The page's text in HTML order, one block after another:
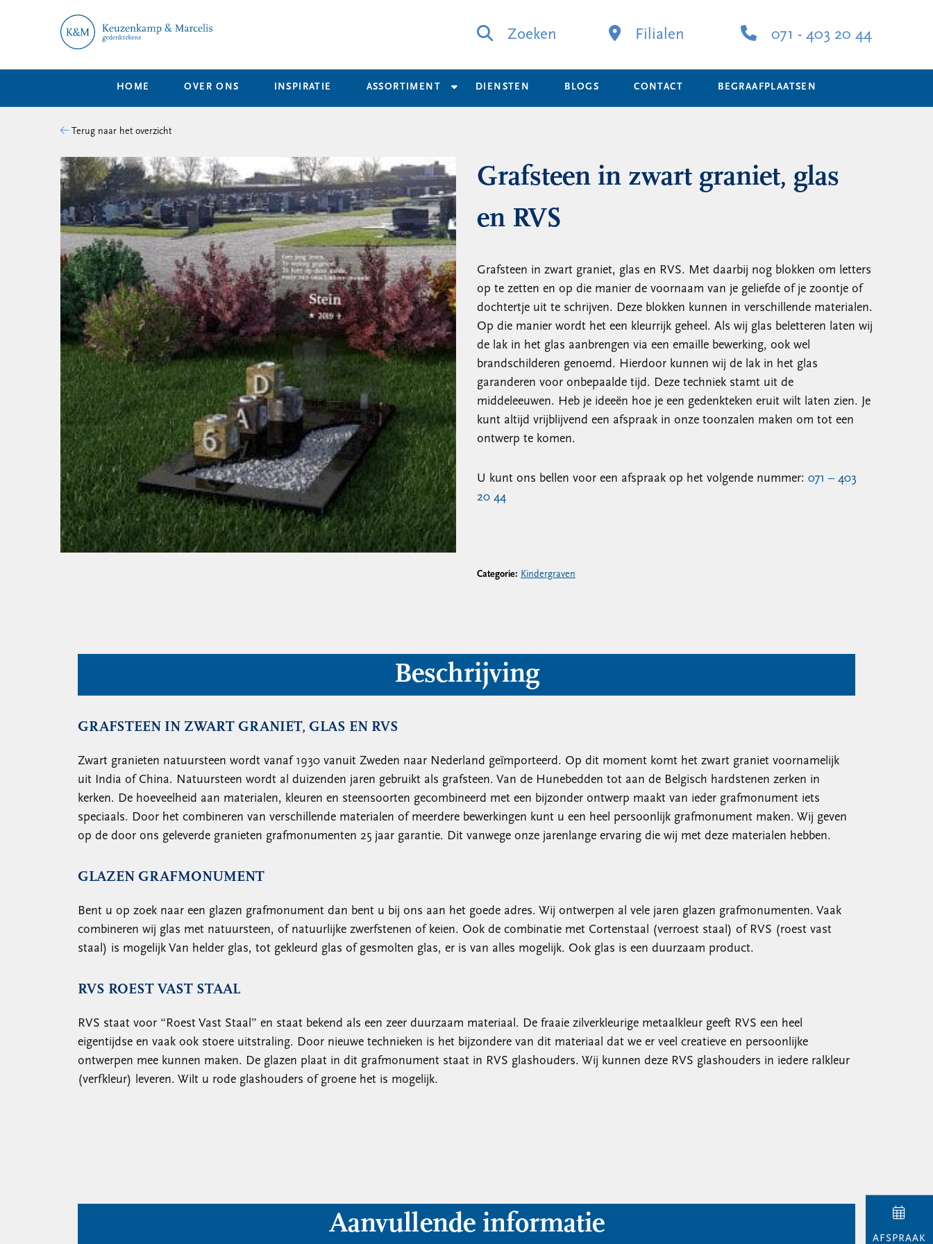
Zoeken Filialen 071 - 403 20 44
HOME OVER ONS INSPIRATIE ASSORTIMENT DIENSTEN BLOGS CONTACT BEGRAAFPLAATSEN
Terug naar het overzicht
Grafsteen in zwart graniet, glas
en RVS
Grafsteen in zwart graniet, glas en RVS. Met daarbij nog blokken om letters
op te zetten en op die manier de voornaam van je geliefde of je zoontje of
dochtertje uit te schrijven. Deze blokken kunnen in verschillende materialen.
Op die manier wordt het een kleurrijk geheel. Als wij glas beletteren laten wij
de lak in het glas aanbrengen via een emaille bewerking, ook wel
brandschilderen genoemd. Hierdoor kunnen wij de lak in het glas
garanderen voor onbepaalde tijd. Deze techniek stamt uit de
middeleeuwen. Heb je ideeën hoe je een gedenkteken eruit wilt laten zien. Je
kunt altijd vrijblijvend een afspraak in onze toonzalen maken om tot een
ontwerp te komen.
U kunt ons bellen voor een afspraak op het volgende nummer: 071 – 403
20 44
Categorie: Kindergraven
Beschrijving
GRAFSTEEN IN ZWART GRANIET, GLAS EN RVS
Zwart granieten natuursteen wordt vanaf 1930 vanuit Zweden naar Nederland geïmporteerd. Op dit moment komt het zwart graniet voornamelijk
uit India of China. Natuursteen wordt al duizenden jaren gebruikt als grafsteen. Van de Hunebedden tot aan de Belgisch hardstenen zerken in
kerken. De hoeveelheid aan materialen, kleuren en steensoorten gecombineerd met een bijzonder ontwerp maakt van ieder grafmonument iets
speciaals. Door het combineren van verschillende materialen of meerdere bewerkingen kunt u een heel persoonlijk grafmonument maken. Wij geven
op de door ons geleverde granieten grafmonumenten 25 jaar garantie. Dit vanwege onze jarenlange ervaring die wij met deze materialen hebben.
GLAZEN GRAFMONUMENT
Bent u op zoek naar een glazen grafmonument dan bent u bij ons aan het goede adres. Wij ontwerpen al vele jaren glazen grafmonumenten. Vaak
combineren wij glas met natuursteen, of natuurlijke zwerfstenen of keien. Ook de combinatie met Cortenstaal (verroest staal) of RVS (roest vast
staal) is mogelijk Van helder glas, tot gekleurd glas of gesmolten glas, er is van alles mogelijk. Ook glas is een duurzaam product.
RVS ROEST VAST STAAL
RVS staat voor “Roest Vast Staal” en staat bekend als een zeer duurzaam materiaal. De fraaie zilverkleurige metaalkleur geeft RVS een heel
eigentijdse en vaak ook stoere uitstraling. Door nieuwe technieken is het bijzondere van dit materiaal dat we er veel creatieve en persoonlijke
ontwerpen mee kunnen maken. De glazen plaat in dit grafmonument staat in RVS glashouders. Wij kunnen deze RVS glashouders in iedere ralkleur
(verfkleur) leveren. Wilt u rode glashouders of groene het is mogelijk.
Aanvullende informatie AFSPRAAK